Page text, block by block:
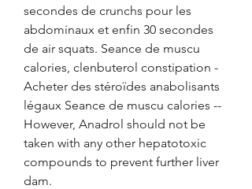
secondes de crunchs pour les
abdominaux et enfin 30 secondes
de air squats. Seance de muscu
calories, clenbuterol constipation -
Acheter des stéroïdes anabolisants
légaux Seance de muscu calories --
However, Anadrol should not be
taken with any other hepatotoxic
compounds to prevent further liver
dam.